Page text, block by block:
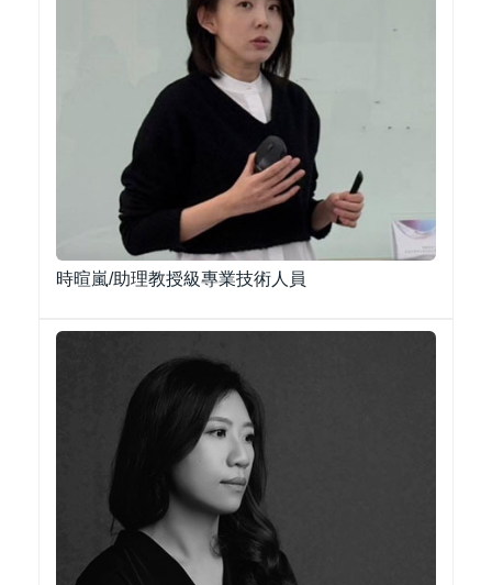
時暄嵐/助理教授級專業技術人員